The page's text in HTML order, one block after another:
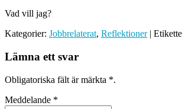
Vad vill jag?
Kategorier: Jobbrelaterat, Reflektioner|
Lämna ett svar
Obligatoriska fält är märkta *.
Meddelande *